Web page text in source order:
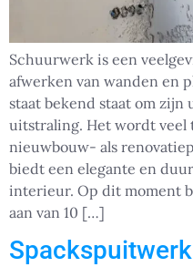
Schuurwerk is een
afwerken van wanden en
staat bekend staat om
uitstraling. Het wordt veel
nieuwbouw- als
biedt een elegante en
interieur. Op dit moment
aan van 10 […]